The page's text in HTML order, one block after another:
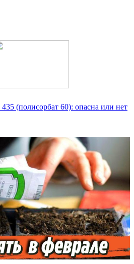
(полисорбат 60): опасна или нет